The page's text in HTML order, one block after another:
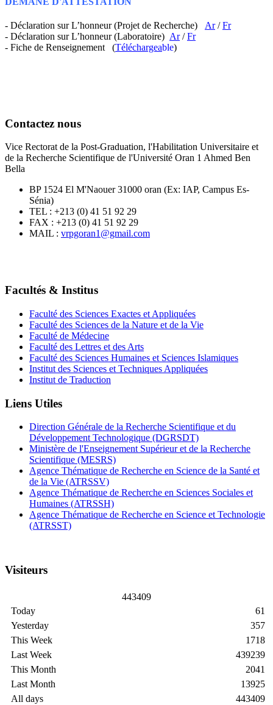
- Déclaration sur L’honneur (Projet de Recherche) Ar/Fr
- Déclaration sur L’honneur (Laboratoire) Ar/Fr
- Fiche de Renseignement (Téléchargeable)
Contactez nous
Vice Rectorat de la Post-Graduation, l'Habilitation Universitaire et
de la Recherche Scientifique de l'Université Oran 1 Ahmed Ben
Bella
BP 1524 El M'Naouer 31000 oran (Ex: IAP, Campus Es-
Sénia)
TEL : +213 (0) 41 51 92 29
FAX : +213 (0) 41 51 92 29
MAIL : vrpgoran1@gmail.com
Facultés & Institus
Faculté des Sciences Exactes et Appliquées
Faculté des Sciences de la Nature et de la Vie
Faculté de Médecine
Faculté des Lettres et des Arts
Faculté des Sciences Humaines et Sciences Islamiques
Institut des Sciences et Techniques Appliquées
Institut de Traduction
Liens Utiles
Direction Générale de la Recherche Scientifique et du
Développement Technologique (DGRSDT)
Ministère de l'Enseignement Supérieur et de la Recherche
Scientifique (MESRS)
Agence Thématique de Recherche en Science de la Santé et
de la Vie (ATRSSV)
Agence Thématique de Recherche en Sciences Sociales et
Humaines (ATRSSH)
Agence Thématique de Recherche en Science et Technologie
(ATRSST)
Visiteurs
443409
Today
Yesterday
This Week
Last Week
This Month
Last Month
All days
61
357
1718
439239
2041
13925
443409